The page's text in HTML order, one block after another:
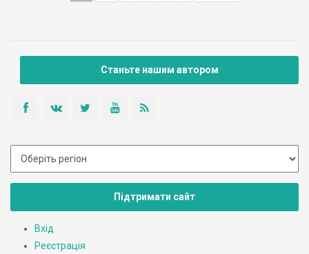
Станьте нашим автором
Підтримати сайт
Вхід
Реєстрація